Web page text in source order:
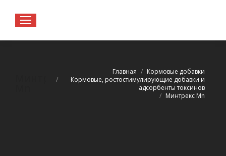
Минтрекс Главная
Кормовые добавки
Кормовые, ростостимулирующие добавки и
адсорбенты токсинов
Минтрекс Mn